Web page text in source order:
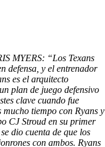
MYERS: “Los Texans
defensa, y el entrenador
es el arquitecto
plan de juego defensivo
clave cuando fue
mucho tiempo con Ryans y
CJ Stroud en su primer
dio cuenta de que los
con ambos. Ryans